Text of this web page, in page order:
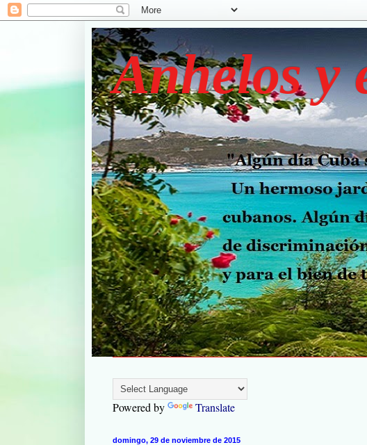
Anhelos y
Powered by Translate
domingo, 29 de noviembre de 2015